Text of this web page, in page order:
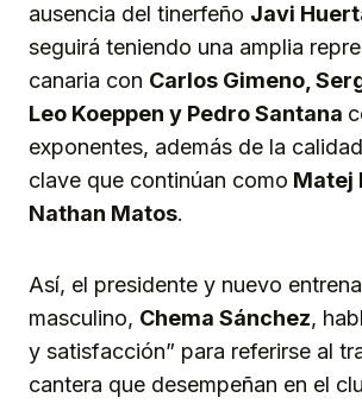
ausencia del tinerfeño Javi
seguirá teniendo una amplia
canaria con Carlos Gimeno,
Leo Koeppen y Pedro Santana
exponentes, además de la
clave que continúan como Matej
Nathan Matos.
Así, el presidente y nuevo
masculino, Chema Sánchez,
y satisfacción” para referirse al
cantera que desempeñan en el